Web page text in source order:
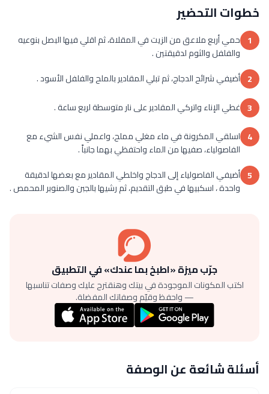
خطوات التحضير
1 حمي أربع ملاعق من الزيت في المقلاة، ثم اقلي فيها البصل بنوعيه
والفلفل والثوم لدقيقتين .
2 أضيفي شرائح الدجاج، ثم تبلي المقادير بالملح والفلفل الأسود .
3 غطي الإناء واتركي المقادير على نار متوسطة لربع ساعة .
4 اسلقي المكرونة في ماء مغلي مملح، واعملي نفس الشيء مع
الفاصولياء، صفيها من الماء واحتفظي بهما جانباً .
5 أضيفي الفاصولياء إلى الدجاج واخلطي المقادير مع بعضها لدقيقة
واحدة ، اسكبيها في طبق التقديم، ثم رشيها بالجبن والصنوبر المحمص .
جرّب ميزة «اطبخ بما عندك» في التطبيق
اكتب المكونات الموجودة في بيتك وهنقترح عليك وصفات تناسبها
— واحفظ وقيّم وصفاتك المفضلة.
أسئلة شائعة عن الوصفة